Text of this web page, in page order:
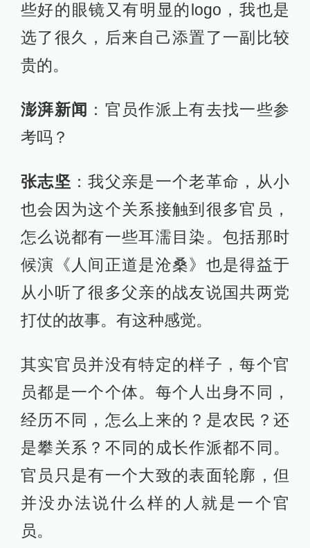
些好的眼镜又有明显的logo，我也是
选了很久，后来自己添置了一副比较
贵的。
澎湃新闻 ：官员作派上有去找一些参
考吗？
张志坚 ：我父亲是一个老革命，从小
也会因为这个关系接触到很多官员，
怎么说都有一些耳濡目染。包括那时
候演《人间正道是沧桑》也是得益于
从小听了很多父亲的战友说国共两党
打仗的故事。有这种感觉。
其实官员并没有特定的样子，每个官
员都是一个个体。每个人出身不同，
经历不同，怎么上来的？是农民？还
是攀关系？不同的成长作派都不同。
官员只是有一个大致的表面轮廓，但
并没办法说什么样的人就是一个官
员。